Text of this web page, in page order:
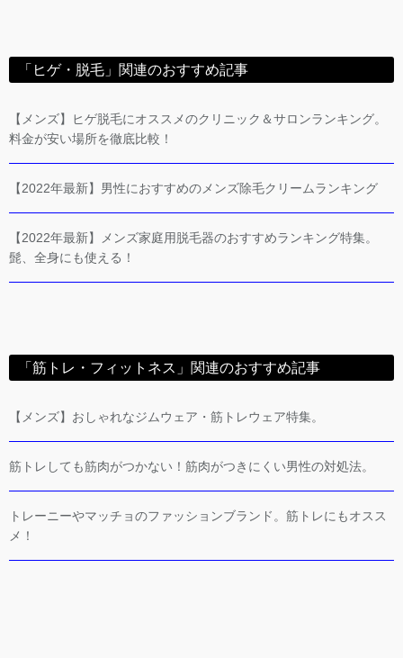
「ヒゲ・脱毛」関連のおすすめ記事
【メンズ】ヒゲ脱毛にオススメのクリニック＆サロンランキング。
料金が安い場所を徹底比較！
【2022年最新】男性におすすめのメンズ除毛クリームランキング
【2022年最新】メンズ家庭用脱毛器のおすすめランキング特集。
髭、全身にも使える！
「筋トレ・フィットネス」関連のおすすめ記事
【メンズ】おしゃれなジムウェア・筋トレウェア特集。
筋トレしても筋肉がつかない！筋肉がつきにくい男性の対処法。
トレーニーやマッチョのファッションブランド。筋トレにもオスス
メ！